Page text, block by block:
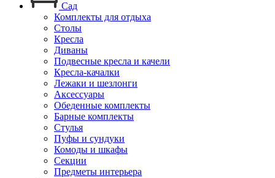
Сад
Комплекты для отдыха
Столы
Кресла
Диваны
Подвесные кресла и качели
Кресла-качалки
Лежаки и шезлонги
Аксессуары
Обеденные комплекты
Барные комплекты
Стулья
Пуфы и сундуки
Комоды и шкафы
Секции
Предметы интерьера